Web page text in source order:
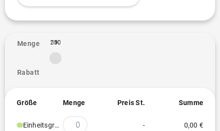
Menge
Rabatt
1
100
250
1K
Größe Menge Preis St. Summe
Einheitsgröße - 0,00 €